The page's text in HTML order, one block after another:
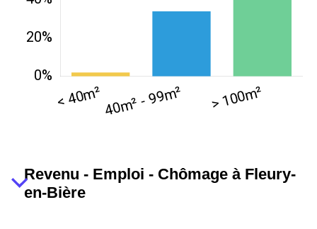
Revenu - Emploi - Chômage à Fleury-
en-Bière